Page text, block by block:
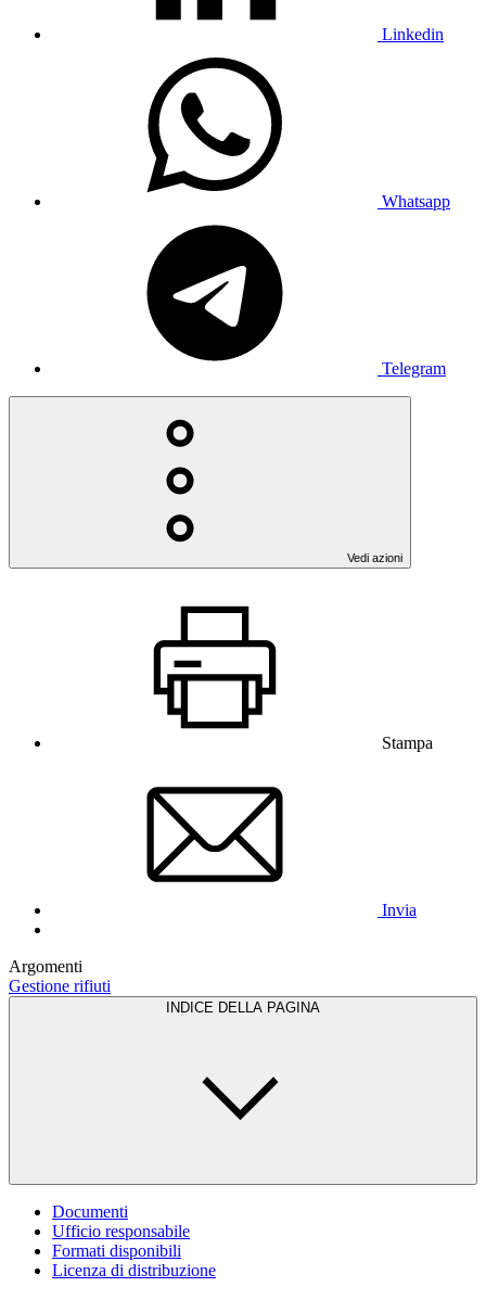
Linkedin
Whatsapp
Telegram
Vedi azioni
Stampa
Invia
Argomenti
Gestione rifiuti
INDICE DELLA PAGINA
Documenti
Ufficio responsabile
Formati disponibili
Licenza di distribuzione